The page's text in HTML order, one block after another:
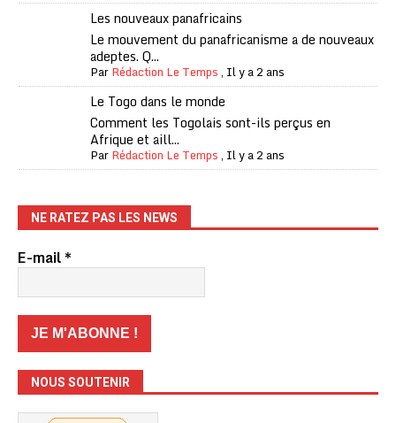
Les nouveaux panafricains
Le mouvement du panafricanisme a de nouveaux
adeptes. Q...
ParRédaction Le Temps, Il y a 2 ans
Le Togo dans le monde
Comment les Togolais sont-ils perçus en
Afrique et aill...
ParRédaction Le Temps, Il y a 2 ans
NE RATEZ PAS LES NEWS
E-mail*
NOUS SOUTENIR